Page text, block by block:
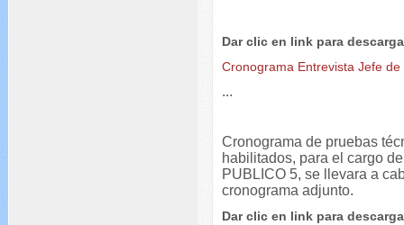
Dar clic en link para
Cronograma Entrevista Jefe
...
Cronograma de pruebas
habilitados, para el cargo
PUBLICO 5, se llevara a
cronograma adjunto.
Dar clic en link para